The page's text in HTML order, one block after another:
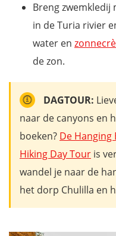
Breng zwemkledij
in de Turia rivier
water en
de zon.
DAGTOUR:
naar de canyons en
boeken? De Hanging
Hiking Day Tour is
wandel je naar de
het dorp Chulilla en